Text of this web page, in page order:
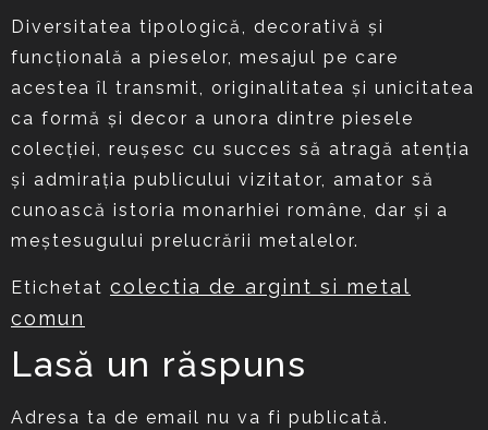
Diversitatea tipologică, decorativă și
funcțională a pieselor, mesajul pe care
acestea îl transmit, originalitatea și unicitatea
ca formă și decor a unora dintre piesele
colecției, reușesc cu succes să atragă atenția
și admirația publicului vizitator, amator să
cunoască istoria monarhiei române, dar și a
meștesugului prelucrării metalelor.
Etichetat colectia de argint si metal
comun
Lasă un răspuns
Adresa ta de email nu va fi publicată.